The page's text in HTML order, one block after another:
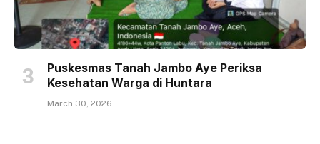
Puskesmas Tanah Jambo Aye Periksa
Kesehatan Warga di Huntara
March 30, 2026